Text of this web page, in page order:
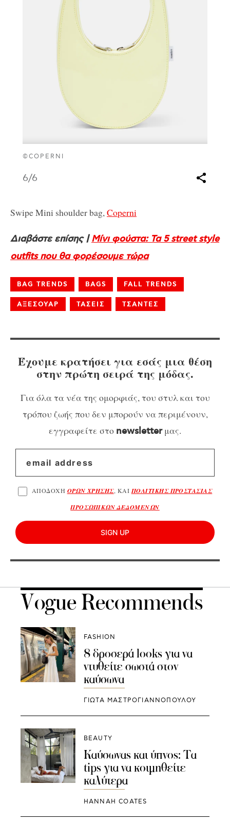
©COPERNI
6/6
Swipe Mini shoulder bag,Coperni
Διαβάστε επίσης |Mίνι φούστα: Τα 5 street style
outfits που θα φορέσουμε τώρα
BAG TRENDS BAGS FALL TRENDS
ΑΞΕΣΟΥΑΡ ΤΑΣΕΙΣ ΤΣΑΝΤΕΣ
Έχουμε κρατήσει για εσάς μια θέση
στην πρώτη σειρά της μόδας.
Για όλα τα νέα της ομορφιάς, του στυλ και του
τρόπου ζωής που δεν μπορούν να περιμένουν,
εγγραφείτε στο newsletterμας.
ΑΠΟΔΟΧΗ ΟΡΩΝ ΧΡΗΣΗΣ, ΚΑΙ ΠΟΛΙΤΙΚΗΣ ΠΡΟΣΤΑΣΙΑΣ
ΠΡΟΣΩΠΙΚΩΝ ΔΕΔΟΜΕΝΩΝ
SIGN UP
Vogue Recommends
FASHION
8 δροσερά looks για να
ντυθείτε σωστά στον
καύσωνα
ΓΙΩΤΑ ΜΑΣΤΡΟΓΙΑΝΝΟΠΟΥΛΟΥ
BEAUTY
Καύσωνας και ύπνος: Τα
tips για να κοιμηθείτε
καλύτερα
HANNAH COATES